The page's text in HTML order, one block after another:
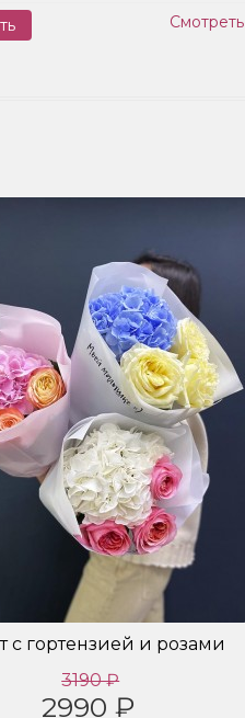
Смотреть
с гортензией и розами
3190 ₽
2990 ₽